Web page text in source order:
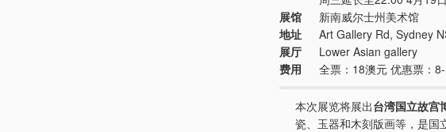
展馆
新南威尔士州美术馆
地址
Art Gallery Rd, Sydney
展厅
Lower Asian gallery
费用
全票：18澳元 优惠票：
本次展览将展出台湾国立故宫
瓷、玉器和木刻版画等，是国